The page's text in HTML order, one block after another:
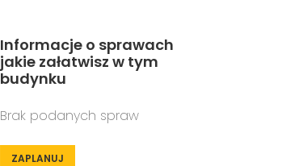
Informacje o sprawach
jakie załatwisz w tym
budynku
Brak podanych spraw
ZAPLANUJ